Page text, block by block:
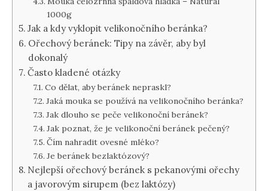
1000g
Jak a kdy vyklopit velikonočního beránka?
Ořechový beránek: Tipy na závěr, aby byl
dokonalý
Často kladené otázky
Co dělat, aby beránek nepraskl?
Jaká mouka se používá na velikonočního beránka?
Jak dlouho se peče velikonoční beránek?
Jak poznat, že je velikonoční beránek pečený?
Čím nahradit ovesné mléko?
Je beránek bezlaktózový?
Nejlepší ořechový beránek s pekanovými ořechy
a javorovým sirupem (bez laktózy)